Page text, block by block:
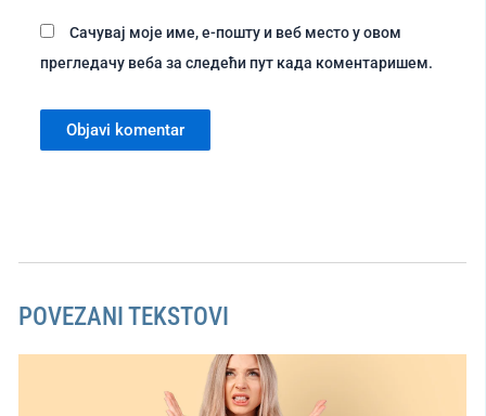
Сачувај моје име, е-пошту и веб место у овом
прегледачу веба за следећи пут када коментаришем.
POVEZANI TEKSTOVI